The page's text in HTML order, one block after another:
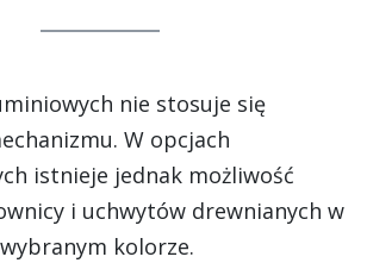
nie stosuje się
W opcjach
istnieje jednak możliwość
i uchwytów drewnianych w
kolorze.